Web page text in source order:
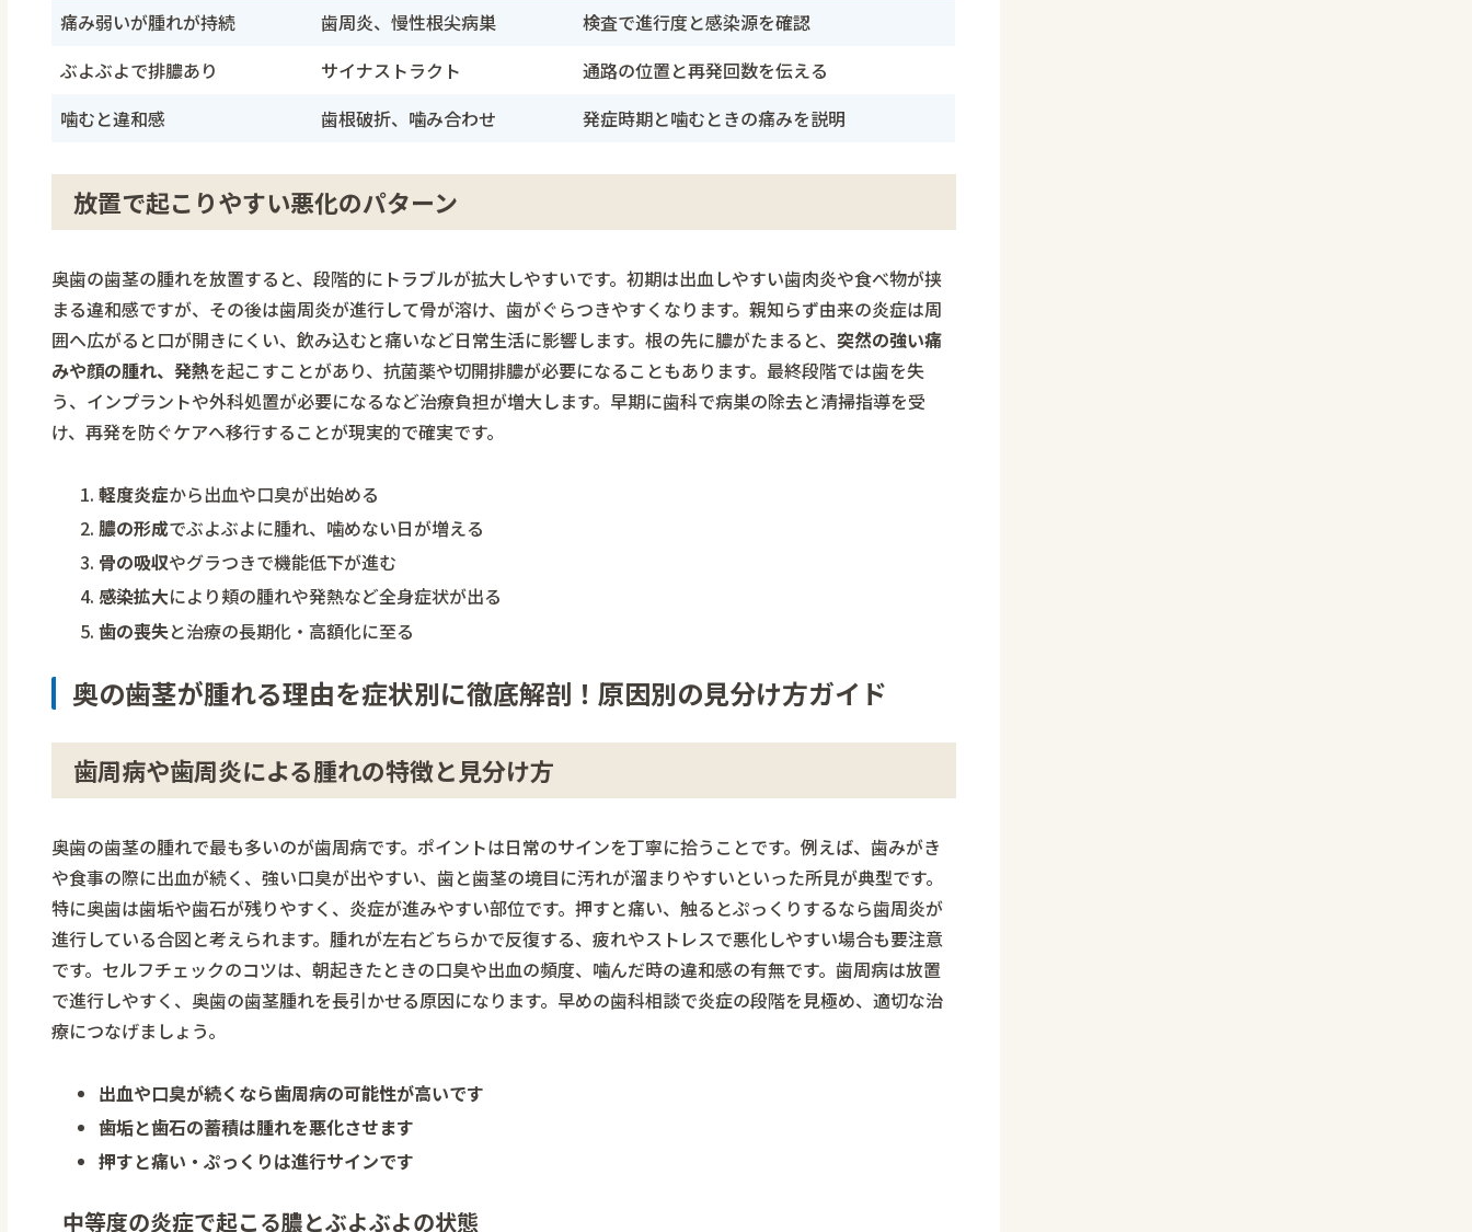
痛み弱いが腫れが持続
歯周炎、慢性根尖病巣
検査で進行度と感染源を確認
ぶよぶよで排膿あり
サイナストラクト
通路の位置と再発回数を伝える
噛むと違和感
歯根破折、噛み合わせ 発症時期と噛むときの痛みを説明
放置で起こりやすい悪化のパターン
奥歯の歯茎の腫れを放置すると、段階的にトラブルが拡大しやすいです。初期は出血しやすい歯肉炎や食べ物が挟
まる違和感ですが、その後は歯周炎が進行して骨が溶け、歯がぐらつきやすくなります。親知らず由来の炎症は周
囲へ広がると口が開きにくい、飲み込むと痛いなど日常生活に影響します。根の先に膿がたまると、 突然の強い痛
みや顔の腫れ、発熱を起こすことがあり、抗菌薬や切開排膿が必要になることもあります。最終段階では歯を失
う、インプラントや外科処置が必要になるなど治療負担が増大します。早期に歯科で病巣の除去と清掃指導を受
け、再発を防ぐケアへ移行することが現実的で確実です。
軽度炎症から出血や口臭が出始める
膿の形成でぶよぶよに腫れ、噛めない日が増える
骨の吸収やグラつきで機能低下が進む
感染拡大により頬の腫れや発熱など全身症状が出る
歯の喪失と治療の長期化・高額化に至る
奥の歯茎が腫れる理由を症状別に徹底解剖！原因別の見分け方ガイド
歯周病や歯周炎による腫れの特徴と見分け方
奥歯の歯茎の腫れで最も多いのが歯周病です。ポイントは日常のサインを丁寧に拾うことです。例えば、歯みがき
や食事の際に出血が続く、強い口臭が出やすい、歯と歯茎の境目に汚れが溜まりやすいといった所見が典型です。
特に奥歯は歯垢や歯石が残りやすく、炎症が進みやすい部位です。押すと痛い、触るとぷっくりするなら歯周炎が
進行している合図と考えられます。腫れが左右どちらかで反復する、疲れやストレスで悪化しやすい場合も要注意
です。セルフチェックのコツは、朝起きたときの口臭や出血の頻度、噛んだ時の違和感の有無です。歯周病は放置
で進行しやすく、奥歯の歯茎腫れを長引かせる原因になります。早めの歯科相談で炎症の段階を見極め、適切な治
療につなげましょう。
出血や口臭が続くなら歯周病の可能性が高いです
歯垢と歯石の蓄積は腫れを悪化させます
押すと痛い・ぷっくりは進行サインです
中等度の炎症で起こる膿とぶよぶよの状態